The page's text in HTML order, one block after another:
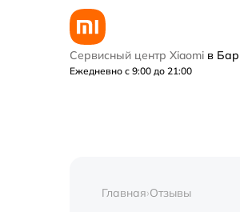
Сервисный центр Xiaomi в
Ежедневно с 9:00 до 21:00
Главная›Отзывы